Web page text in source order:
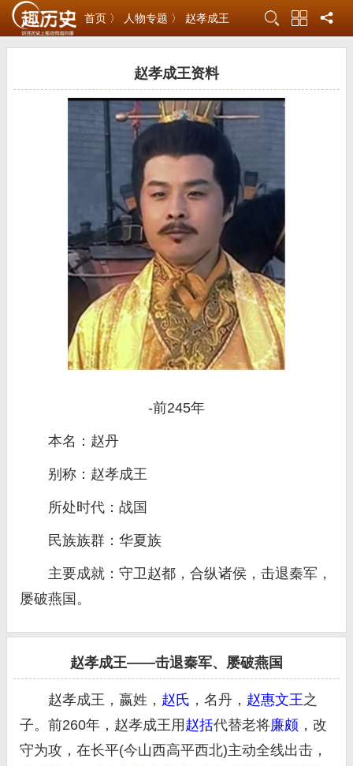
首页 〉 人物专题 〉 赵孝成王
赵孝成王资料
-前245年
本名：赵丹
别称：赵孝成王
所处时代：战国
民族族群：华夏族
主要成就：守卫赵都，合纵诸侯，击退秦军，
屡破燕国。
赵孝成王——击退秦军、屡破燕国
赵孝成王，嬴姓， 赵氏 ，名丹， 赵惠文王之
子。前260年，赵孝成王用 赵括代替老将廉颇 ，改
守为攻，在长平(今山西高平西北)主动全线出击，